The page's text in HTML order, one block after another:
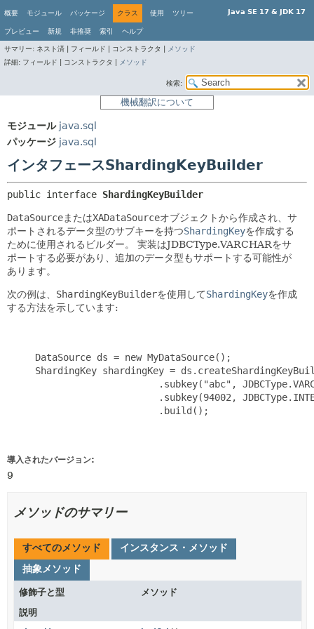
Java SE 17 & JDK 17
概要 モジュール パッケージ クラス 使用 ツリー
プレビュー 新規 非推奨 索引 ヘルプ
サマリー: ネスト済 | フィールド | コンストラクタ |
メソッド
詳細: フィールド | コンストラクタ | メソッド
検索:
機械翻訳について
モジュール java.sql
パッケージ java.sql
インタフェースShardingKeyBuilder
public interface ShardingKeyBuilder
DataSourceまたはXADataSourceオブジェクトから作成され、サ
ポートされるデータ型のサブキーを持つShardingKeyを作成する
ために使用されるビルダー。
実装はJDBCType.VARCHARをサ
ポートする必要があり、追加のデータ型もサポートする可能性が
あります。
次の例は、 ShardingKeyBuilderを使用してShardingKeyを作成
する方法を示しています:
     DataSource ds = new MyDataSource();
ShardingKey shardingKey =
.subkey("abc",
.subkey(94002,
                           .build();
導入されたバージョン:
9
メソッドのサマリー
すべてのメソッド
インスタンス・メソッド
抽象メソッド
修飾子と型
メソッド
説明